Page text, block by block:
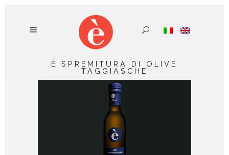
É SPREMITURA DI OLIVE
TAGGIASCHE